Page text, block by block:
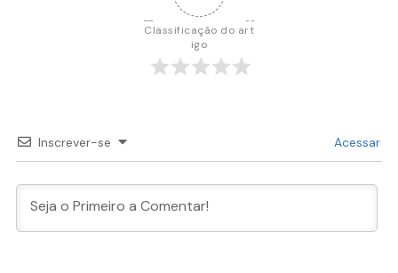
Classificação do art
igo
Inscrever-se Acessar